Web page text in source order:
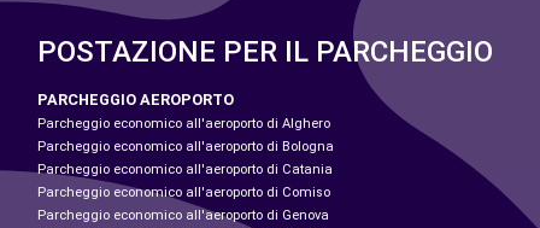
POSTAZIONE PER IL PARCHEGGIO
PARCHEGGIO AEROPORTO
Parcheggio economico all'aeroporto di Alghero
Parcheggio economico all'aeroporto di Bologna
Parcheggio economico all'aeroporto di Catania
Parcheggio economico all'aeroporto di Comiso
Parcheggio economico all'aeroporto di Genova